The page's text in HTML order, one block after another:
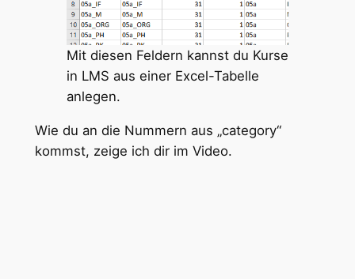
Mit diesen Feldern kannst du Kurse
in LMS aus einer Excel-Tabelle
anlegen.
Wie du an die Nummern aus „category“
kommst, zeige ich dir im Video.